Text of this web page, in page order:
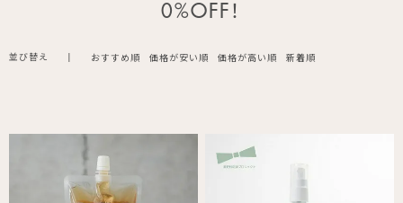
0%OFF！
並び替え おすすめ順 価格が安い順 価格が高い順 新着順